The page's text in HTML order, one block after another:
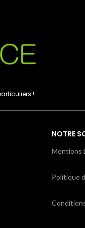
!
NOTRE
Mentions
Politique